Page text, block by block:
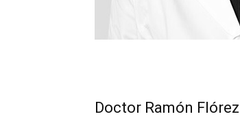
Doctor Ramón